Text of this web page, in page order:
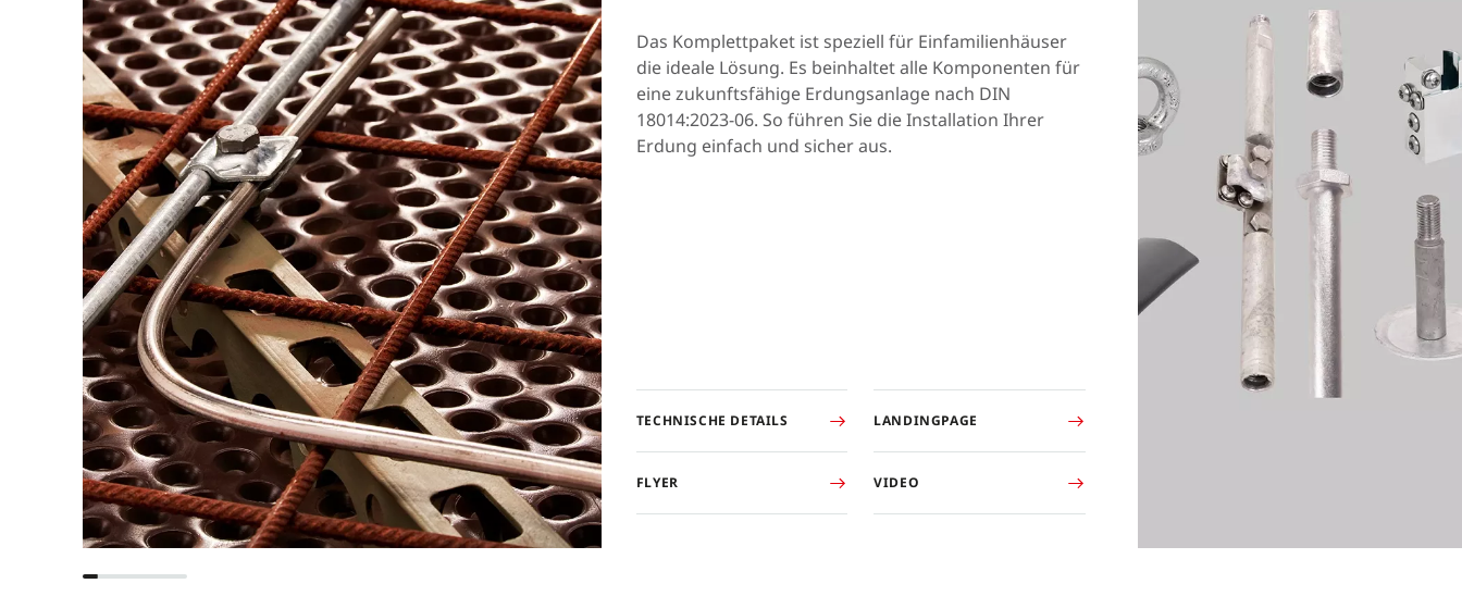
Das Komplettpaket ist speziell für Einfamilienhäuser
die ideale Lösung. Es beinhaltet alle Komponenten für
eine zukunftsfähige Erdungsanlage nach DIN
18014:2023-06. So führen Sie die Installation Ihrer
Erdung einfach und sicher aus.
TECHNISCHE DETAILS LANDINGPAGE
FLYER VIDEO